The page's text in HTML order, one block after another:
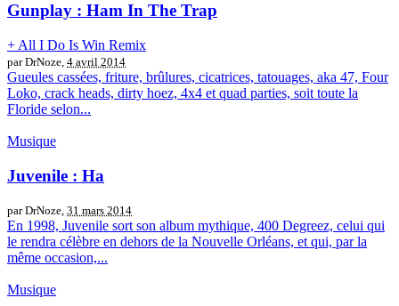
Gunplay : Ham In The Trap
+ All I Do Is Win Remix
par DrNoze, 4 avril 2014
Gueules cassées, friture, brûlures, cicatrices, tatouages, aka 47, Four
Loko, crack heads, dirty hoez, 4x4 et quad parties, soit toute la
Floride selon...
Musique
Juvenile : Ha
par DrNoze, 31 mars 2014
En 1998, Juvenile sort son album mythique, 400 Degreez, celui qui
le rendra célèbre en dehors de la Nouvelle Orléans, et qui, par la
même occasion,...
Musique